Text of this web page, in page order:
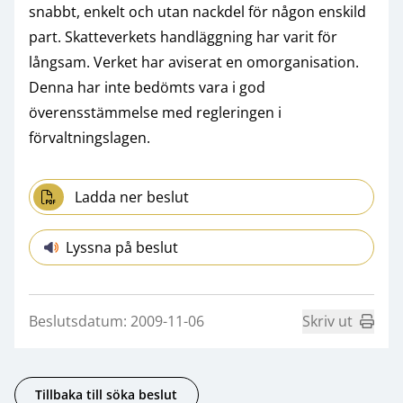
snabbt, enkelt och utan nackdel för någon enskild
part. Skatteverkets handläggning har varit för
långsam. Verket har aviserat en omorganisation.
Denna har inte bedömts vara i god
överensstämmelse med regleringen i
förvaltningslagen.
Ladda ner beslut
Lyssna på beslut
Beslutsdatum: 2009-11-06 Skriv ut
Tillbaka till söka beslut